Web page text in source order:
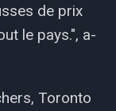
de prix
le pays.", a-
Toronto